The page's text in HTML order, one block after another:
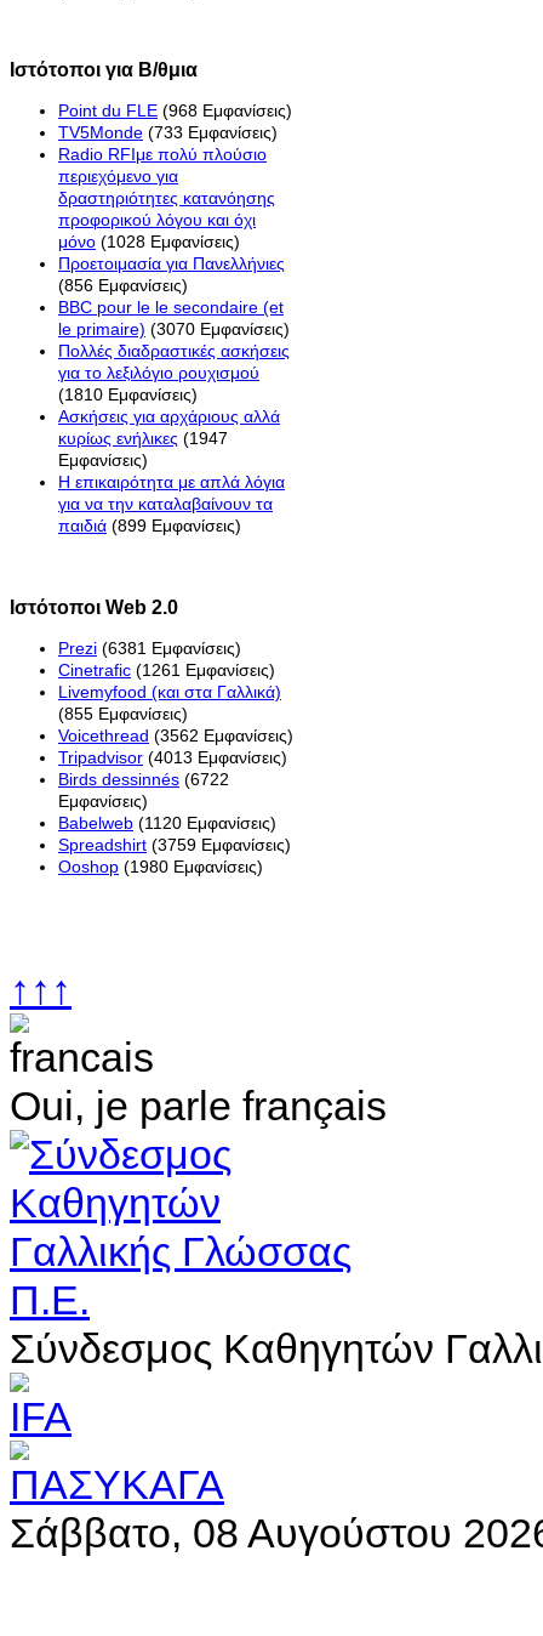
Ιστότοποι για Β/θμια
Point du FLE (968 Εμφανίσεις)
TV5Monde (733 Εμφανίσεις)
Radio RFIμε πολύ πλούσιο
περιεχόμενο για
δραστηριότητες κατανόησης
προφορικού λόγου και όχι
μόνο (1028 Εμφανίσεις)
Προετοιμασία για Πανελλήνιες
(856 Εμφανίσεις)
BBC pour le le secondaire (et
le primaire) (3070 Εμφανίσεις)
Πολλές διαδραστικές ασκήσεις
για το λεξιλόγιο ρουχισμού
(1810 Εμφανίσεις)
Ασκήσεις για αρχάριους αλλά
κυρίως ενήλικες (1947
Εμφανίσεις)
Η επικαιρότητα με απλά λόγια
για να την καταλαβαίνουν τα
παιδιά (899 Εμφανίσεις)
Ιστότοποι Web 2.0
Prezi (6381 Εμφανίσεις)
Cinetrafic (1261 Εμφανίσεις)
Livemyfood (και στα Γαλλικά)
(855 Εμφανίσεις)
Voicethread (3562 Εμφανίσεις)
Tripadvisor (4013 Εμφανίσεις)
Birds dessinnés (6722
Εμφανίσεις)
Babelweb (1120 Εμφανίσεις)
Spreadshirt (3759 Εμφανίσεις)
Ooshop (1980 Εμφανίσεις)
↑↑↑
Oui, je parle français
Σύνδεσμος Καθηγητών
Σάββατο, 08 Αυγούστου